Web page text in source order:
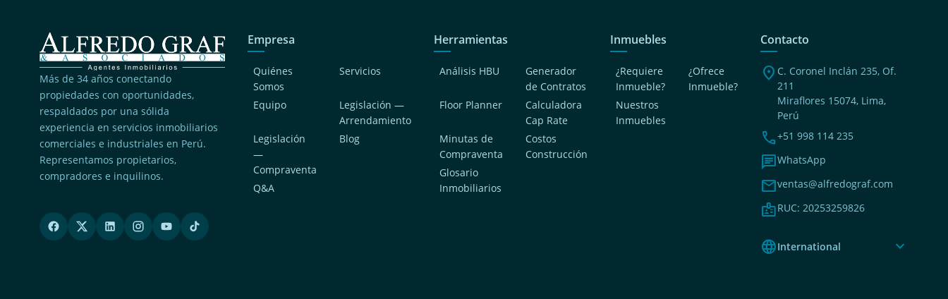
Más de 34 años conectando
propiedades con oportunidades,
respaldados por una sólida
experiencia en servicios inmobiliarios
comerciales e industriales en Perú.
Representamos propietarios,
compradores e inquilinos.
Empresa
Quiénes
Somos
Servicios
Equipo
Legislación —
Arrendamiento
Legislación
—
Compraventa
Blog
Q&A
Herramientas
Análisis HBU
Generador
de Contratos
Floor Planner
Calculadora
Cap Rate
Minutas de
Compraventa
Costos
Construcción
Glosario
Inmobiliarios
Inmuebles
¿Requiere
Inmueble?
¿Ofrece
Inmueble?
Nuestros
Inmuebles
Contacto
location_on C. Coronel Inclán 235, Of.
211
Miraflores 15074, Lima,
Perú
phone+51 998 114 235
chatWhatsApp
mailventas@alfredograf.com
badgeRUC: 20253259826
languageInternational expand_more